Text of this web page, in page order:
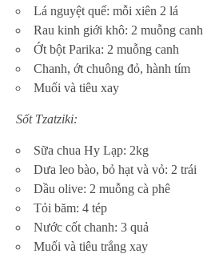
Lá nguyệt quế: mỗi xiên 2 lá
Rau kinh giới khô: 2 muỗng canh
Ớt bột Parika: 2 muỗng canh
Chanh, ớt chuông đỏ, hành tím
Muối và tiêu xay
Sốt Tzatziki:
Sữa chua Hy Lạp: 2kg
Dưa leo bào, bỏ hạt và vỏ: 2 trái
Dầu olive: 2 muỗng cà phê
Tỏi băm: 4 tép
Nước cốt chanh: 3 quả
Muối và tiêu trắng xay